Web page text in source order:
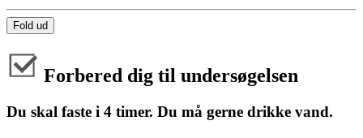
Fold ud
Forbered dig til undersøgelsen
Du skal faste i 4 timer. Du må gerne drikke vand.